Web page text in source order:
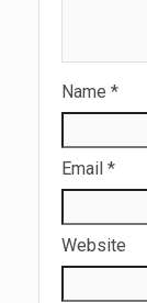
Name *
Email *
Website